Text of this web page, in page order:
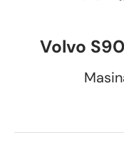
Volvo